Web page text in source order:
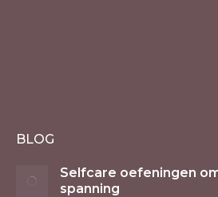
BLOG
Selfcare oefeningen
spanning